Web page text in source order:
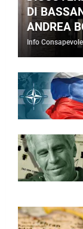
DI
ANDREA
Info Consapevole